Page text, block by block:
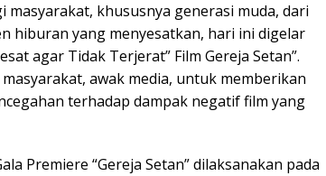
masyarakat, khususnya generasi muda, dari
hiburan yang menyesatkan, hari ini digelar
agar Tidak Terjerat” Film Gereja Setan”.
awak media, untuk memberikan
terhadap dampak negatif film yang
Premiere “Gereja Setan” dilaksanakan pada